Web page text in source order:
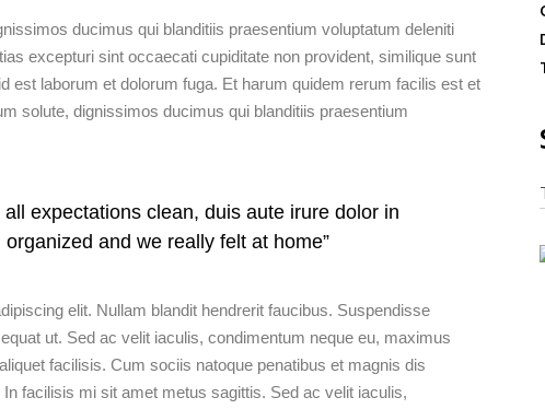
ducimus qui blanditiis praesentium voluptatum deleniti
excepturi sint occaecati cupiditate non provident, similique sunt
est laborum et dolorum fuga. Et harum quidem rerum facilis est et
solute, dignissimos ducimus qui blanditiis praesentium
expectations clean, duis aute irure dolor in
and we really felt at home”
elit. Nullam blandit hendrerit faucibus. Suspendisse
ut. Sed ac velit iaculis, condimentum neque eu, maximus
facilisis. Cum sociis natoque penatibus et magnis dis
facilisis mi sit amet metus sagittis. Sed ac velit iaculis,